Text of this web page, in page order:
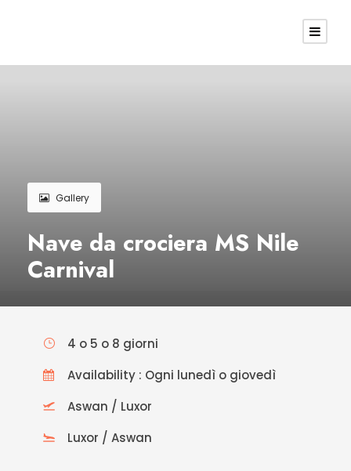
Gallery
Nave da crociera MS Nile
Carnival
4 o 5 o 8 giorni
Availability : Ogni lunedì o giovedì
Aswan / Luxor
Luxor / Aswan